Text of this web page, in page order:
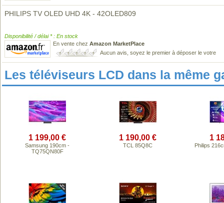
PHILIPS TV OLED UHD 4K - 42OLED809
Disponibilité / délai * : En stock
En vente chez Amazon MarketPlace
Aucun avis, soyez le premier à déposer le votre
Les téléviseurs LCD dans la même
1 199,00 €
Samsung 190cm -
TQ75QN80F
1 190,00 €
TCL 85Q8C
1
Philips